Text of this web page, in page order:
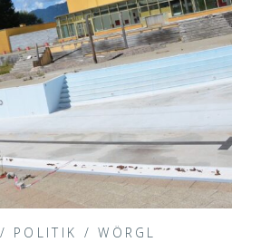
/ POLITIK /WÖRGL